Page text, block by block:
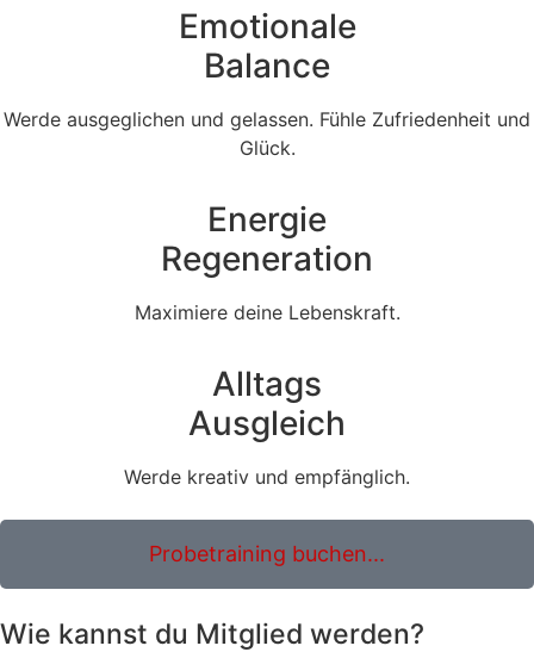
Emotionale
Balance
Werde ausgeglichen und gelassen. Fühle Zufriedenheit und
Glück.
Energie
Regeneration
Maximiere deine Lebenskraft.
Alltags
Ausgleich
Werde kreativ und empfänglich.
Probetraining buchen...
Wie kannst du Mitglied werden?